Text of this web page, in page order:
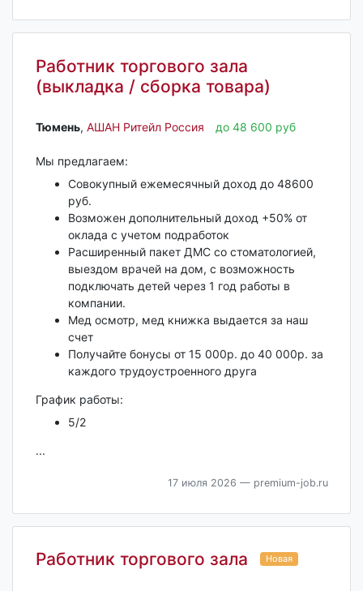
Работник торгового зала
(выкладка / сборка товара)
Тюмень‎, АШАН Ритейл Россия до 48 600 руб
Мы предлагаем:
Совокупный ежемесячный доход до 48600
руб.
Возможен дополнительный доход +50% от
оклада с учетом подработок
Расширенный пакет ДМС со стоматологией,
выездом врачей на дом, с возможность
подключать детей через 1 год работы в
компании.
Мед осмотр, мед книжка выдается за наш
счет
Получайте бонусы от 15 000р. до 40 000р. за
каждого трудоустроенного друга
График работы:
5/2
...
17 июля 2026 — premium-job.ru
Работник торгового зала Новая